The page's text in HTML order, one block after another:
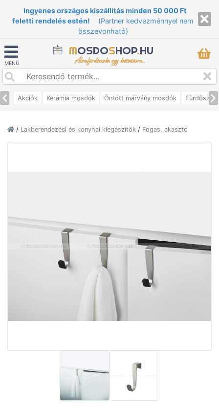
Ingyenes országos kiszállítás minden 50 000 Ft
feletti rendelés estén!
(Partner kedvezménnyel nem
összevonható)
MENÜ
MOSDOSHOP.HU
Álomfürdőszoba egy kattintásra...
Akciók Kerámia mosdók Öntött márvány mosdók
/ Lakberendezési és konyhai kiegészítők / Fogas, akasztó